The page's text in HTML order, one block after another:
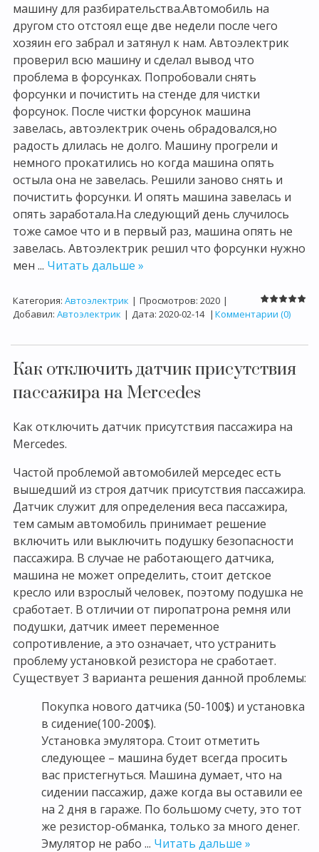
машину для разбирательства.Автомобиль на
другом сто отстоял еще две недели после чего
хозяин его забрал и затянул к нам. Автоэлектрик
проверил всю машину и сделал вывод что
проблема в форсунках. Попробовали снять
форсунки и почистить на стенде для чистки
форсунок. После чистки форсунок машина
завелась, автоэлектрик очень обрадовался,но
радость длилась не долго. Машину прогрели и
немного прокатились но когда машина опять
остыла она не завелась. Решили заново снять и
почистить форсунки. И опять машина завелась и
опять заработала.На следующий день случилось
тоже самое что и в первый раз, машина опять не
завелась. Автоэлектрик решил что форсунки нужно
мен ... Читать дальше »
Категория: Автоэлектрик | Просмотров: 2020 |
Добавил: Автоэлектрик | Дата: 2020-02-14 | Комментарии (0)
Как отключить датчик присутствия
пассажира на Mercedes
Как отключить датчик присутствия пассажира на
Mercedes.
Частой проблемой автомобилей мерседес есть
вышедший из строя датчик присутствия пассажира.
Датчик служит для определения веса пассажира,
тем самым автомобиль принимает решение
включить или выключить подушку безопасности
пассажира. В случае не работающего датчика,
машина не может определить, стоит детское
кресло или взрослый человек, поэтому подушка не
сработает. В отличии от пиропатрона ремня или
подушки, датчик имеет переменное
сопротивление, а это означает, что устранить
проблему установкой резистора не сработает.
Существует 3 варианта решения данной проблемы:
Покупка нового датчика (50-100$) и установка
в сидение(100-200$).
Установка эмулятора. Стоит отметить
следующее – машина будет всегда просить
вас пристегнуться. Машина думает, что на
сидении пассажир, даже когда вы оставили ее
на 2 дня в гараже. По большому счету, это тот
же резистор-обманка, только за много денег.
Эмулятор не рабо ... Читать дальше »